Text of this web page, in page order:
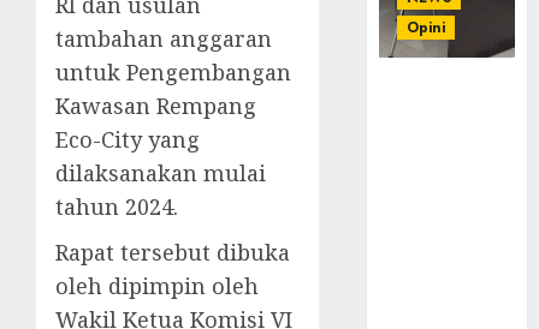
tambahan anggaran
untuk Pengembangan
Kawasan Rempang
Eco-City yang
dilaksanakan mulai
tahun 2024.
Rapat tersebut dibuka
oleh dipimpin oleh
Wakil Ketua Komisi VI
Opini